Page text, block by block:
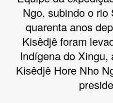
Bioma / Bacia
Tema
Subtema
Ngo, subindo o
quarenta anos
Kisêdjê foram
Indígena do Xingu,
Kisêdjê Hore Nho